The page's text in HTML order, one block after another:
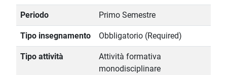
Periodo Primo Semestre
Tipo insegnamento Obbligatorio (Required)
Tipo attività
Attività formativa
monodisciplinare